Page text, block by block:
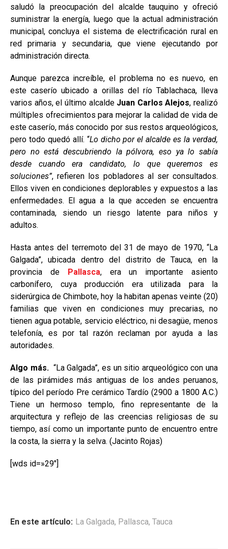
saludó la preocupación del alcalde tauquino y ofreció
suministrar la energía, luego que la actual administración
municipal, concluya el sistema de electrificación rural en
red primaria y secundaria, que viene ejecutando por
administración directa.
Aunque parezca increíble, el problema no es nuevo, en
este caserío ubicado a orillas del río Tablachaca, lleva
varios años, el último alcalde Juan Carlos Alejos, realizó
múltiples ofrecimientos para mejorar la calidad de vida de
este caserío, más conocido por sus restos arqueológicos,
pero todo quedó allí. “Lo dicho por el alcalde es la verdad,
pero no está descubriendo la pólvora, eso ya lo sabía
desde cuando era candidato, lo que queremos es
soluciones”, refieren los pobladores al ser consultados.
Ellos viven en condiciones deplorables y expuestos a las
enfermedades. El agua a la que acceden se encuentra
contaminada, siendo un riesgo latente para niños y
adultos.
Hasta antes del terremoto del 31 de mayo de 1970, “La
Galgada”, ubicada dentro del distrito de Tauca, en la
provincia de Pallasca, era un importante asiento
carbonífero, cuya producción era utilizada para la
siderúrgica de Chimbote, hoy la habitan apenas veinte (20)
familias que viven en condiciones muy precarias, no
tienen agua potable, servicio eléctrico, ni desagüe, menos
telefonía, es por tal razón reclaman por ayuda a las
autoridades.
Algo más. “La Galgada”, es un sitio arqueológico con una
de las pirámides más antiguas de los andes peruanos,
típico del período Pre cerámico Tardío (2900 a 1800 A.C.)
Tiene un hermoso templo, fino representante de la
arquitectura y reflejo de las creencias religiosas de su
tiempo, así como un importante punto de encuentro entre
la costa, la sierra y la selva. (Jacinto Rojas)
[wds id=»29″]
En este artículo: La Galgada, Pallasca, Tauca